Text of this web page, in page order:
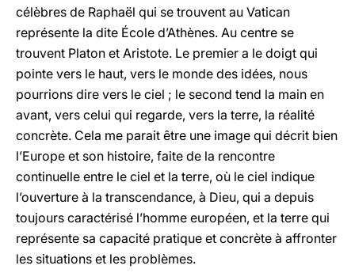
célèbres de Raphaël qui se trouvent au Vatican
représente la dite École d’Athènes. Au centre se
trouvent Platon et Aristote. Le premier a le doigt qui
pointe vers le haut, vers le monde des idées, nous
pourrions dire vers le ciel ; le second tend la main en
avant, vers celui qui regarde, vers la terre, la réalité
concrète. Cela me parait être une image qui décrit bien
l’Europe et son histoire, faite de la rencontre
continuelle entre le ciel et la terre, où le ciel indique
l’ouverture à la transcendance, à Dieu, qui a depuis
toujours caractérisé l’homme européen, et la terre qui
représente sa capacité pratique et concrète à affronter
les situations et les problèmes.